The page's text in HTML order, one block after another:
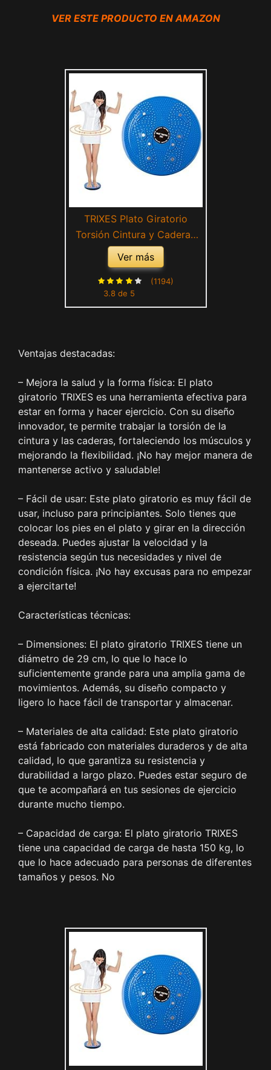
VER ESTE PRODUCTO EN AMAZON
TRIXES Plato Giratorio
Torsión Cintura y Caderas
para Estar en Forma y Hacer
Ejercicio- Azul
Ver más
3.8 de 5
(1194)
Ventajas destacadas:
– Mejora la salud y la forma física: El plato
giratorio TRIXES es una herramienta efectiva para
estar en forma y hacer ejercicio. Con su diseño
innovador, te permite trabajar la torsión de la
cintura y las caderas, fortaleciendo los músculos y
mejorando la flexibilidad. ¡No hay mejor manera de
mantenerse activo y saludable!
– Fácil de usar: Este plato giratorio es muy fácil de
usar, incluso para principiantes. Solo tienes que
colocar los pies en el plato y girar en la dirección
deseada. Puedes ajustar la velocidad y la
resistencia según tus necesidades y nivel de
condición física. ¡No hay excusas para no empezar
a ejercitarte!
Características técnicas:
– Dimensiones: El plato giratorio TRIXES tiene un
diámetro de 29 cm, lo que lo hace lo
suficientemente grande para una amplia gama de
movimientos. Además, su diseño compacto y
ligero lo hace fácil de transportar y almacenar.
– Materiales de alta calidad: Este plato giratorio
está fabricado con materiales duraderos y de alta
calidad, lo que garantiza su resistencia y
durabilidad a largo plazo. Puedes estar seguro de
que te acompañará en tus sesiones de ejercicio
durante mucho tiempo.
– Capacidad de carga: El plato giratorio TRIXES
tiene una capacidad de carga de hasta 150 kg, lo
que lo hace adecuado para personas de diferentes
tamaños y pesos. No